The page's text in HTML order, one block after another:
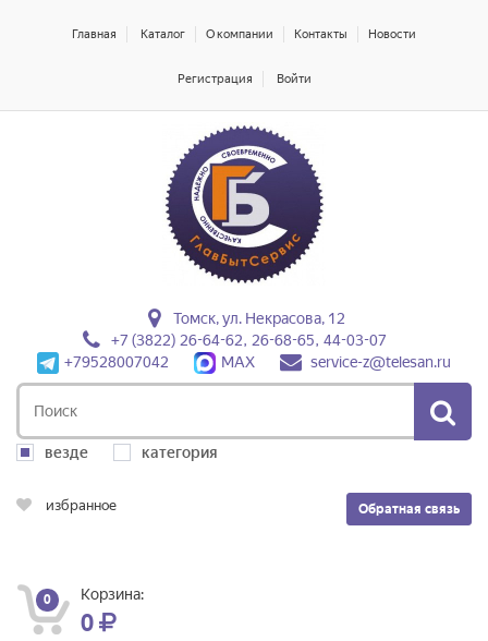
Главная Каталог О компании Контакты Новости
Регистрация Войти
Томск, ул. Некрасова, 12
+7 (3822) 26-64-62, 26-68-65, 44-03-07
+79528007042
MAX service-z@telesan.ru
везде категория
Обратная связь
избранное
0 Корзина:
0